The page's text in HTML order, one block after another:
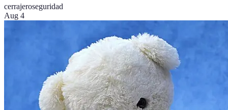
cerrajeroseguridad
Aug 4